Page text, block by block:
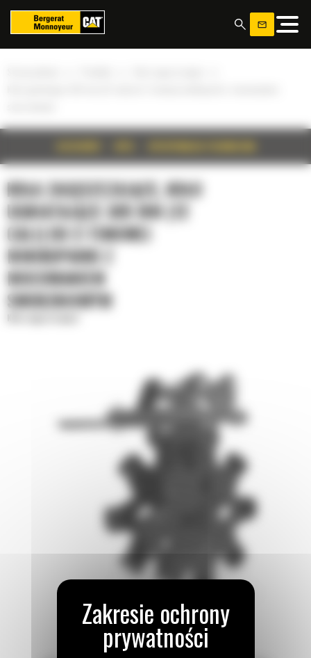
KOŁA ZAGĘSZCZAJĄCE, KOŁO
UGNIATAJĄCE 305 MM (12
CALI) DO 2-TONOWEJ
MINIKOPARKI Z
MOCOWANIEM
SWORZNIOWYM
Panel zarządzania plikami cookies